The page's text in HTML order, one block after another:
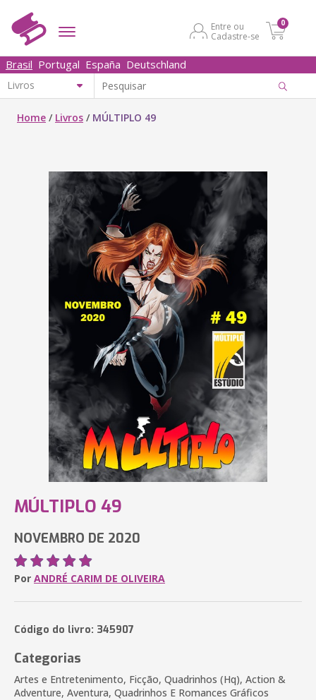
Entre ou
Cadastre-se
0
Brasil Portugal España Deutschland
Home / Livros / MÚLTIPLO 49
MÚLTIPLO 49
NOVEMBRO DE 2020
Por ANDRÉ CARIM DE OLIVEIRA
Código do livro: 345907
Categorias
Artes e Entretenimento, Ficção, Quadrinhos (Hq), Action &
Adventure, Aventura, Quadrinhos E Romances Gráficos